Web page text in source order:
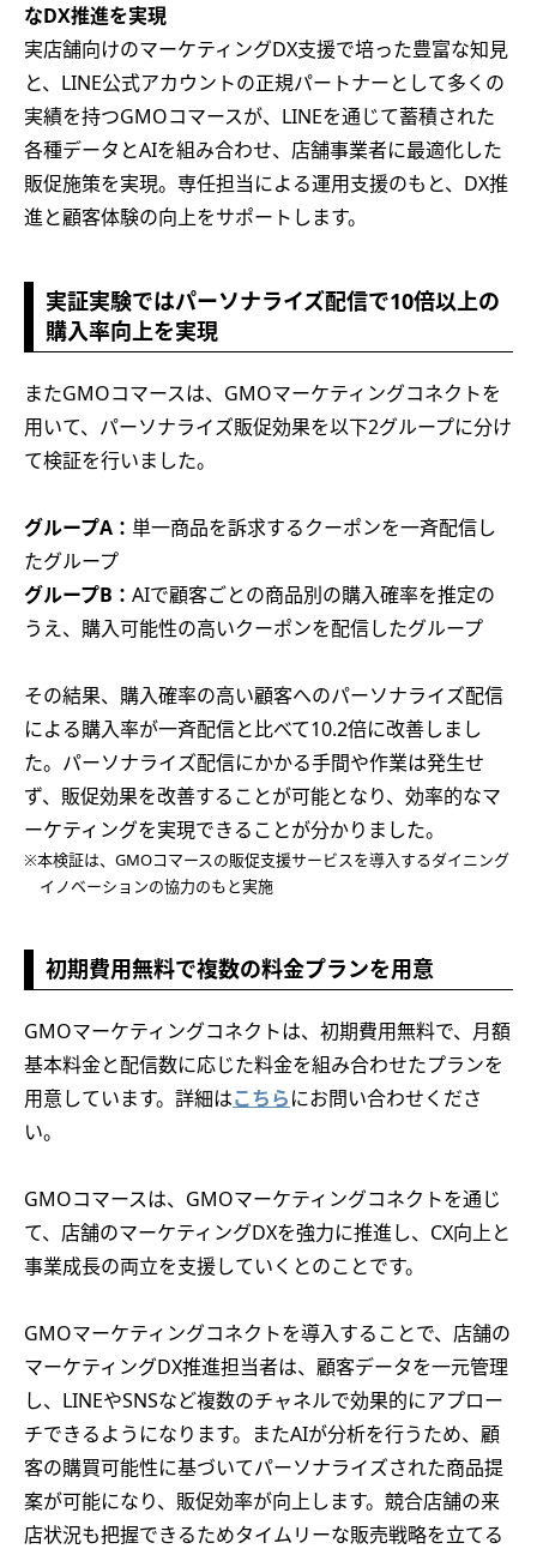
なDX推進を実現
実店舗向けのマーケティングDX支援で培った豊富な知見
と、LINE公式アカウントの正規パートナーとして多くの
実績を持つGMOコマースが、LINEを通じて蓄積された
各種データとAIを組み合わせ、店舗事業者に最適化した
販促施策を実現。専任担当による運用支援のもと、DX推
進と顧客体験の向上をサポートします。
実証実験ではパーソナライズ配信で10倍以上の
購入率向上を実現
またGMOコマースは、GMOマーケティングコネクトを
用いて、パーソナライズ販促効果を以下2グループに分け
て検証を行いました。
グループA： 単一商品を訴求するクーポンを一斉配信し
たグループ
グループB： AIで顧客ごとの商品別の購入確率を推定の
うえ、購入可能性の高いクーポンを配信したグループ
その結果、購入確率の高い顧客へのパーソナライズ配信
による購入率が一斉配信と比べて10.2倍に改善しまし
た。パーソナライズ配信にかかる手間や作業は発生せ
ず、販促効果を改善することが可能となり、効率的なマ
ーケティングを実現できることが分かりました。
※本検証は、GMOコマースの販促支援サービスを導入するダイニング
イノベーションの協力のもと実施
初期費用無料で複数の料金プランを用意
GMOマーケティングコネクトは、初期費用無料で、月額
基本料金と配信数に応じた料金を組み合わせたプランを
用意しています。詳細はこちらにお問い合わせくださ
い。
GMOコマースは、GMOマーケティングコネクトを通じ
て、店舗のマーケティングDXを強力に推進し、CX向上と
事業成長の両立を支援していくとのことです。
GMOマーケティングコネクトを導入することで、店舗の
マーケティングDX推進担当者は、顧客データを一元管理
し、LINEやSNSなど複数のチャネルで効果的にアプロー
チできるようになります。またAIが分析を行うため、顧
客の購買可能性に基づいてパーソナライズされた商品提
案が可能になり、販促効率が向上します。競合店舗の来
店状況も把握できるためタイムリーな販売戦略を立てる